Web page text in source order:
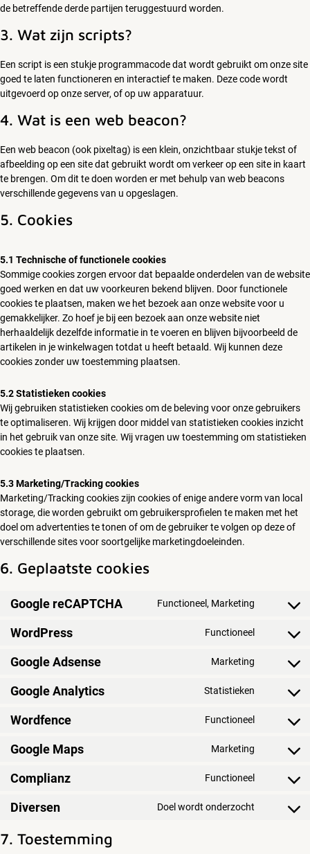
de betreffende derde partijen teruggestuurd worden.
3. Wat zijn scripts?
Een script is een stukje programmacode dat wordt gebruikt om onze site
goed te laten functioneren en interactief te maken. Deze code wordt
uitgevoerd op onze server, of op uw apparatuur.
4. Wat is een web beacon?
Een web beacon (ook pixeltag) is een klein, onzichtbaar stukje tekst of
afbeelding op een site dat gebruikt wordt om verkeer op een site in kaart
te brengen. Om dit te doen worden er met behulp van web beacons
verschillende gegevens van u opgeslagen.
5. Cookies
5.1 Technische of functionele cookies
Sommige cookies zorgen ervoor dat bepaalde onderdelen van de website
goed werken en dat uw voorkeuren bekend blijven. Door functionele
cookies te plaatsen, maken we het bezoek aan onze website voor u
gemakkelijker. Zo hoef je bij een bezoek aan onze website niet
herhaaldelijk dezelfde informatie in te voeren en blijven bijvoorbeeld de
artikelen in je winkelwagen totdat u heeft betaald. Wij kunnen deze
cookies zonder uw toestemming plaatsen.
5.2 Statistieken cookies
Wij gebruiken statistieken cookies om de beleving voor onze gebruikers
te optimaliseren. Wij krijgen door middel van statistieken cookies inzicht
in het gebruik van onze site. Wij vragen uw toestemming om statistieken
cookies te plaatsen.
5.3 Marketing/Tracking cookies
Marketing/Tracking cookies zijn cookies of enige andere vorm van local
storage, die worden gebruikt om gebruikersprofielen te maken met het
doel om advertenties te tonen of om de gebruiker te volgen op deze of
verschillende sites voor soortgelijke marketingdoeleinden.
6. Geplaatste cookies
Google reCAPTCHA Functioneel, Marketing
Consent
service
recaptcha
WordPress Functioneel
Consent
service
Google Adsense Marketing
Consent
service
adsense
Google Analytics Statistieken
Consent
service
analytics
Wordfence Functioneel
Consent
service
Google Maps Marketing
Consent
service
Complianz Functioneel
Consent
service
Diversen Doel wordt onderzocht
Consent
7. Toestemming